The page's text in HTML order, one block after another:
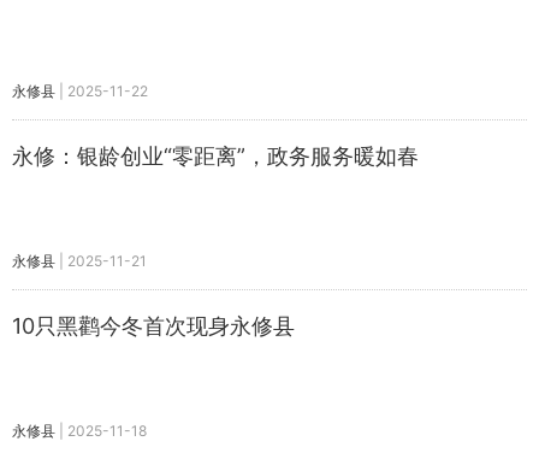
永修县 2025-11-22
永修：银龄创业“零距离”，政务服务暖如春
永修县 2025-11-21
10只黑鹳今冬首次现身永修县
永修县 2025-11-18